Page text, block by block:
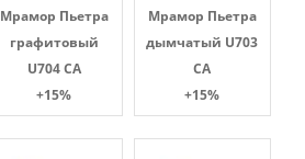
Мрамор Пьетра
графитовый
U704 CA
+15%
Мрамор Пьетра
дымчатый U703
CA
+15%